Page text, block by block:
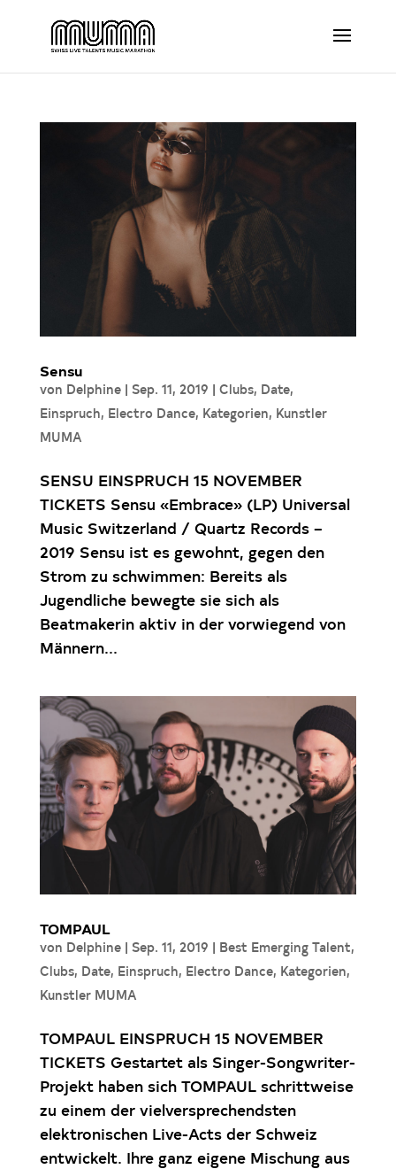
Sensu
von Delphine| Sep. 11, 2019 | Clubs, Date,
Einspruch, Electro Dance, Kategorien, Kunstler
MUMA
SENSU EINSPRUCH 15 NOVEMBER
TICKETS Sensu «Embrace» (LP) Universal
Music Switzerland / Quartz Records –
2019 Sensu ist es gewohnt, gegen den
Strom zu schwimmen: Bereits als
Jugendliche bewegte sie sich als
Beatmakerin aktiv in der vorwiegend von
Männern...
TOMPAUL
von Delphine| Sep. 11, 2019 | Best Emerging Talent,
Clubs, Date, Einspruch, Electro Dance, Kategorien,
Kunstler MUMA
TOMPAUL EINSPRUCH 15 NOVEMBER
TICKETS Gestartet als Singer-Songwriter-
Projekt haben sich TOMPAUL schrittweise
zu einem der vielversprechendsten
elektronischen Live-Acts der Schweiz
entwickelt. Ihre ganz eigene Mischung aus